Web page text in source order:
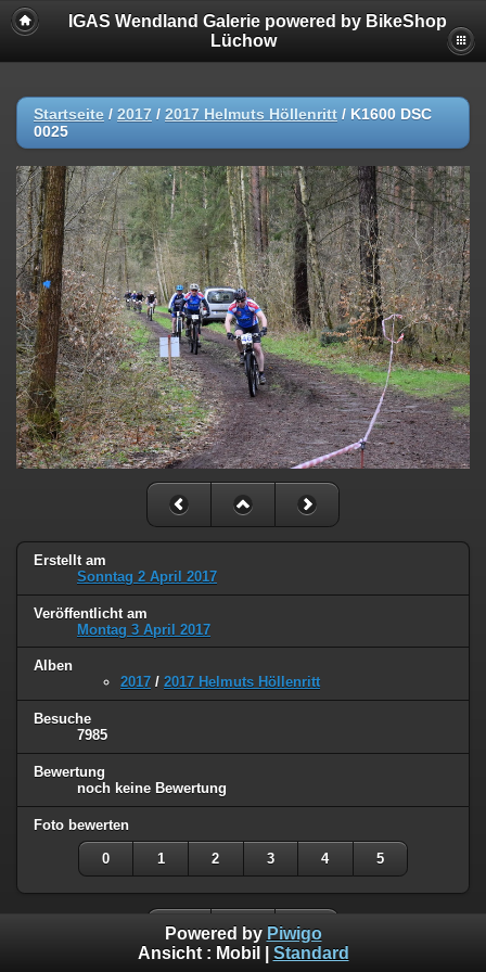
IGAS Wendland Galerie powered by BikeShop
Lüchow
Startseite / 2017 / 2017 Helmuts Höllenritt / K1600 DSC
0025
Erstellt am
Sonntag 2 April 2017
Veröffentlicht am
Montag 3 April 2017
Alben
2017 / 2017 Helmuts Höllenritt
Besuche
7985
Bewertung
noch keine Bewertung
Foto bewerten
0 1 2 3 4 5
Powered by Piwigo
Ansicht : Mobil Standard